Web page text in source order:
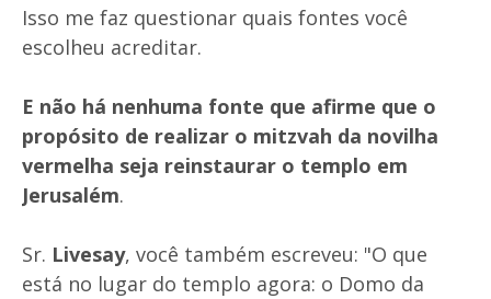
Isso me faz questionar quais fontes você
escolheu acreditar.
E não há nenhuma fonte que afirme que o
propósito de realizar o mitzvah da novilha
vermelha seja reinstaurar o templo em
Jerusalém.
Sr. Livesay, você também escreveu: "O que
está no lugar do templo agora: o Domo da